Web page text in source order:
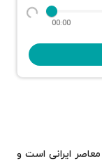
00:00
ایرانی است و